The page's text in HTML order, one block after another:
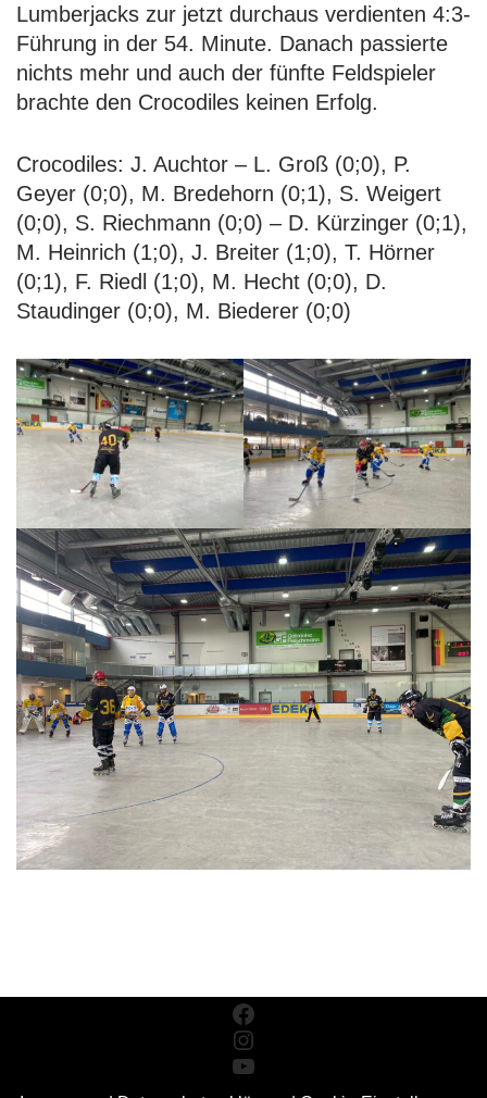
Lumberjacks zur jetzt durchaus verdienten 4:3-
Führung in der 54. Minute. Danach passierte
nichts mehr und auch der fünfte Feldspieler
brachte den Crocodiles keinen Erfolg.
Crocodiles: J. Auchtor – L. Groß (0;0), P.
Geyer (0;0), M. Bredehorn (0;1), S. Weigert
(0;0), S. Riechmann (0;0) – D. Kürzinger (0;1),
M. Heinrich (1;0), J. Breiter (1;0), T. Hörner
(0;1), F. Riedl (1;0), M. Hecht (0;0), D.
Staudinger (0;0), M. Biederer (0;0)